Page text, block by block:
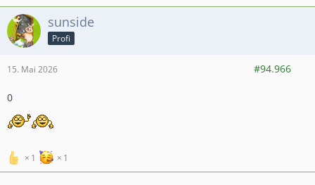
sunside
Profi
15. Mai 2026
#94.966
0
1 1